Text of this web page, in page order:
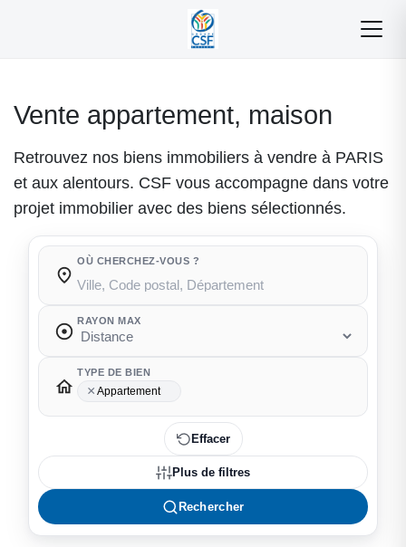
Vente appartement, maison
Retrouvez nos biens immobiliers à vendre à PARIS
et aux alentours. CSF vous accompagne dans votre
projet immobilier avec des biens sélectionnés.
OÙ CHERCHEZ-VOUS ?
RAYON MAX
TYPE DE BIEN
× Appartement
Effacer
Plus de filtres
Rechercher